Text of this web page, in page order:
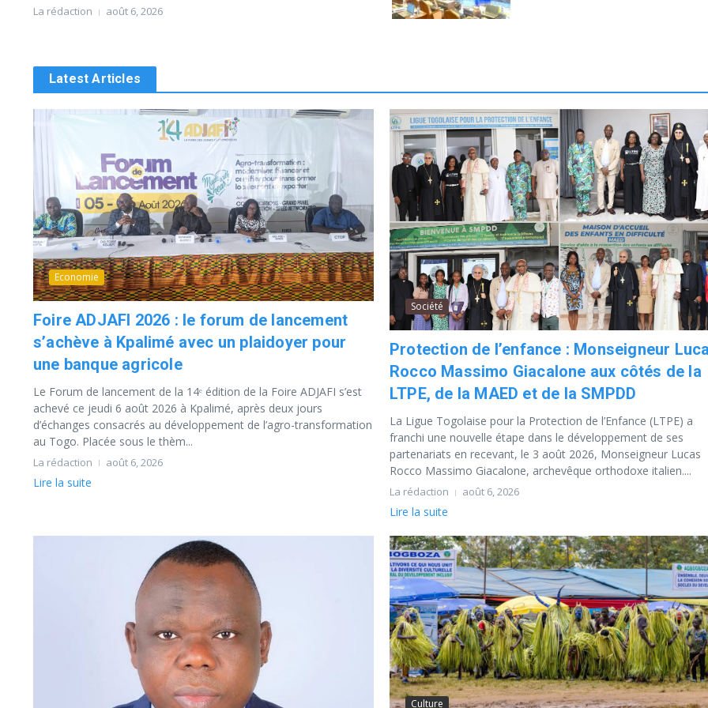
La rédaction août 6, 2026
Latest Articles
Economie
Foire ADJAFI 2026 : le forum de lancement
s’achève à Kpalimé avec un plaidoyer pour
une banque agricole
Le Forum de lancement de la 14ᵉ édition de la Foire ADJAFI s’est
achevé ce jeudi 6 août 2026 à Kpalimé, après deux jours
d’échanges consacrés au développement de l’agro-transformation
au Togo. Placée sous le thèm...
La rédaction août 6, 2026
Lire la suite
Société
Protection de l’enfance : Monseigneur
Rocco Massimo Giacalone aux côtés de la
LTPE, de la MAED et de la SMPDD
La Ligue Togolaise pour la Protection de l’Enfance (LTPE) a
franchi une nouvelle étape dans le développement de ses
partenariats en recevant, le 3 août 2026, Monseigneur Lucas
Rocco Massimo Giacalone, archevêque orthodoxe italien....
La rédaction août 6, 2026
Lire la suite
Culture